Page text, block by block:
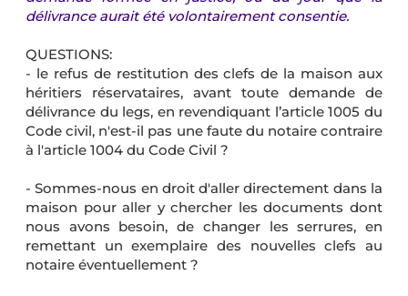
délivrance aurait été volontairement consentie.
QUESTIONS:
- le refus de restitution des clefs de la maison aux
héritiers réservataires, avant toute demande de
délivrance du legs, en revendiquant l’article 1005 du
Code civil, n'est-il pas une faute du notaire contraire
à l'article 1004 du Code Civil ?
- Sommes-nous en droit d'aller directement dans la
maison pour aller y chercher les documents dont
nous avons besoin, de changer les serrures, en
remettant un exemplaire des nouvelles clefs au
notaire éventuellement ?